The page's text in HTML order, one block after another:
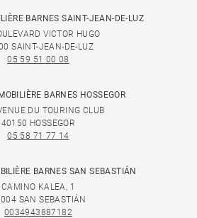
BARNES SAINT-JEAN-DE-LUZ
VICTOR HUGO
SAINT-JEAN-DE-LUZ
05 59 51 00 08
BARNES HOSSEGOR
DU TOURING CLUB
40150 HOSSEGOR
05 58 71 77 14
BARNES SAN SEBASTIÁN
CAMINO KALEA, 1
SAN SEBASTIÁN
0034943887182